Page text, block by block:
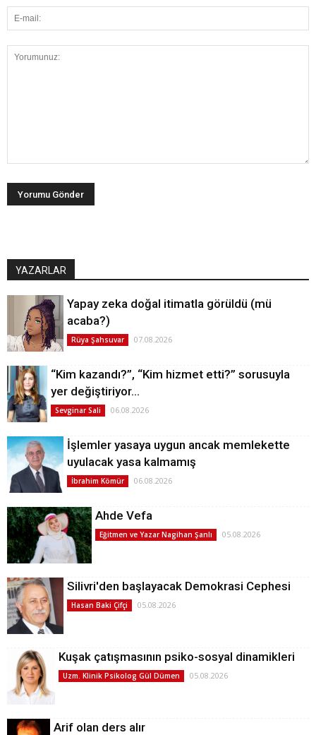
YAZARLAR
Yapay zeka doğal itimatla görüldü (mü
acaba?)
Rüya Şahsuvar 07.08.2026
“Kim kazandı?”, “Kim hizmet etti?” sorusuyla
yer değiştiriyor…
Sevginar Sali 06.08.2026
İşlemler yasaya uygun ancak memlekette
uyulacak yasa kalmamış
İbrahim Kömür 06.08.2026
Ahde Vefa
Eğitmen ve Yazar Nagihan Şanlı 05.08.2026
Silivri'den başlayacak Demokrasi Cephesi
Hasan Baki Çifçi 05.08.2026
Kuşak çatışmasının psiko-sosyal dinamikleri
Uzm. Klinik Psikolog Gül Dümen 05.08.2026
Arif olan ders alır